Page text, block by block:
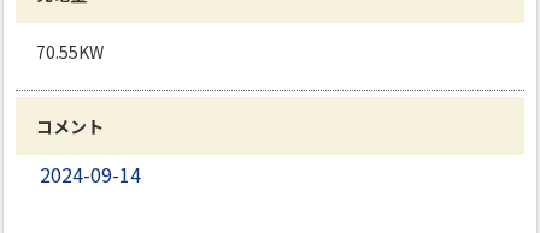
70.55KW
コメント
2024-09-14